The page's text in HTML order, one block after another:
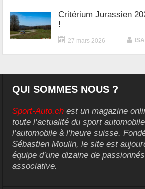
Critérium Jurassien
!
27 mars 2026
QUI SOMMES NOUS ?
Sport-Auto.ch est un magazine
toute l’actualité du sport
l’automobile à l’heure suisse.
Sébastien Moulin, le site est
équipe d’une dizaine de
associative.